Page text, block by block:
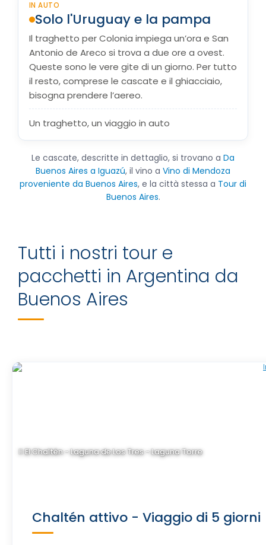
IN AUTO
Solo l'Uruguay e la pampa
Il traghetto per Colonia impiega un’ora e San
Antonio de Areco si trova a due ore a ovest.
Queste sono le vere gite di un giorno. Per tutto
il resto, comprese le cascate e il ghiacciaio,
bisogna prendere l’aereo.
Un traghetto, un viaggio in auto
Le cascate, descritte in dettaglio, si trovano a Da
Buenos Aires a Iguazú, il vino a Vino di Mendoza
proveniente da Buenos Aires, e la città stessa a Tour di
Buenos Aires.
Tutti i nostri tour e
pacchetti in Argentina da
Buenos Aires
El Chaltén - Laguna de Los Tres - Laguna Torre
Chaltén attivo - Viaggio di 5